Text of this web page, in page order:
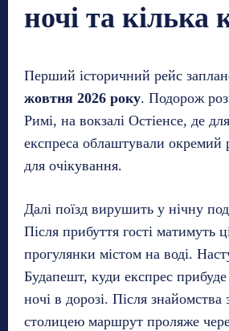
ночі та кілька
Перший історичний рейс
жовтня 2026 року. Подорож
Римі, на вокзалі Остіенсе, де
експреса облаштували окремий
для очікування.
Далі поїзд вирушить у нічну
Після прибуття гості матимуть
прогулянки містом на воді.
Будапешт, куди експрес прибуде
ночі в дорозі. Після знайомства
столицею маршрут проляже